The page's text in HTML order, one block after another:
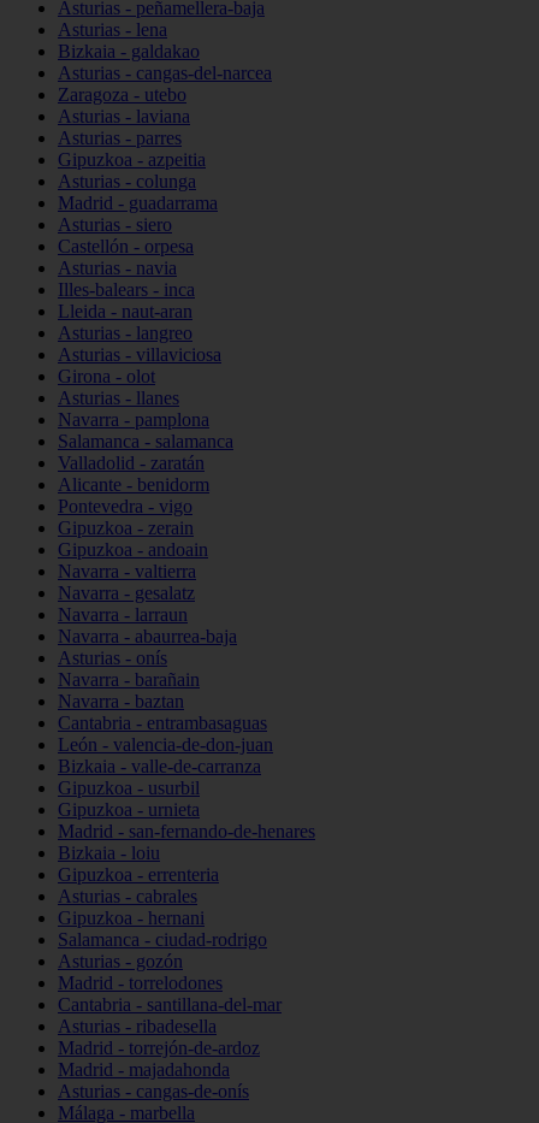
Asturias - peñamellera-baja
Asturias - lena
Bizkaia - galdakao
Asturias - cangas-del-narcea
Zaragoza - utebo
Asturias - laviana
Asturias - parres
Gipuzkoa - azpeitia
Asturias - colunga
Madrid - guadarrama
Asturias - siero
Castellón - orpesa
Asturias - navia
Illes-balears - inca
Lleida - naut-aran
Asturias - langreo
Asturias - villaviciosa
Girona - olot
Asturias - llanes
Navarra - pamplona
Salamanca - salamanca
Valladolid - zaratán
Alicante - benidorm
Pontevedra - vigo
Gipuzkoa - zerain
Gipuzkoa - andoain
Navarra - valtierra
Navarra - gesalatz
Navarra - larraun
Navarra - abaurrea-baja
Asturias - onís
Navarra - barañain
Navarra - baztan
Cantabria - entrambasaguas
León - valencia-de-don-juan
Bizkaia - valle-de-carranza
Gipuzkoa - usurbil
Gipuzkoa - urnieta
Madrid - san-fernando-de-henares
Bizkaia - loiu
Gipuzkoa - errenteria
Asturias - cabrales
Gipuzkoa - hernani
Salamanca - ciudad-rodrigo
Asturias - gozón
Madrid - torrelodones
Cantabria - santillana-del-mar
Asturias - ribadesella
Madrid - torrejón-de-ardoz
Madrid - majadahonda
Asturias - cangas-de-onís
Málaga - marbella